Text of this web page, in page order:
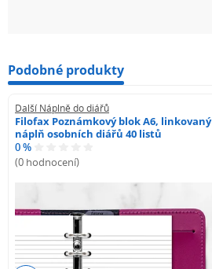
Podobné produkty
Další Náplně do diářů
Filofax Poznámkový blok A6, linkovaný
náplň osobních diářů 40 listů
0 %
(0 hodnocení)